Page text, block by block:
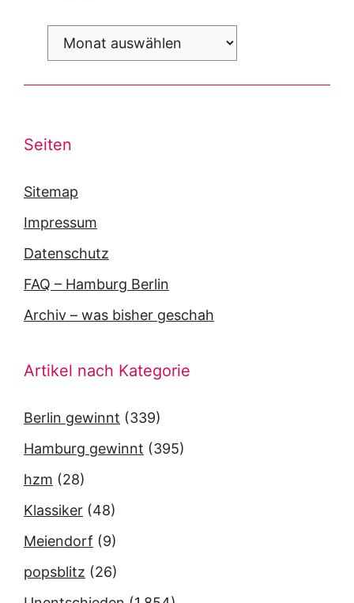
Archiv
Seiten
Sitemap
Impressum
Datenschutz
FAQ – Hamburg Berlin
Archiv – was bisher geschah
Artikel nach Kategorie
Berlin gewinnt (339)
Hamburg gewinnt (395)
hzm (28)
Klassiker (48)
Meiendorf (9)
popsblitz (26)